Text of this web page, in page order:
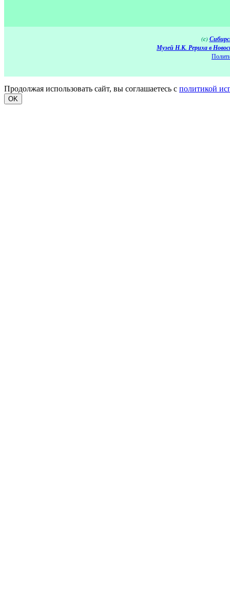
(c)
Музей Н.К. Рериха в
Продолжая использовать сайт, вы соглашаетесь с политикой
OK